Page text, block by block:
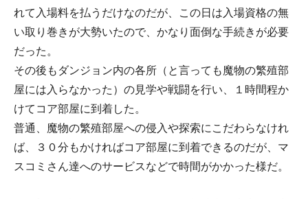
れて入場料を払うだけなのだが、この日は入場資格の無
い取り巻きが大勢いたので、かなり面倒な手続きが必要
だった。
その後もダンジョン内の各所（と言っても魔物の繁殖部
屋には入らなかった）の見学や戦闘を行い、１時間程か
けてコア部屋に到着した。
普通、魔物の繁殖部屋への侵入や探索にこだわらなけれ
ば、３０分もかければコア部屋に到着できるのだが、マ
スコミさん達へのサービスなどで時間がかかった様だ。